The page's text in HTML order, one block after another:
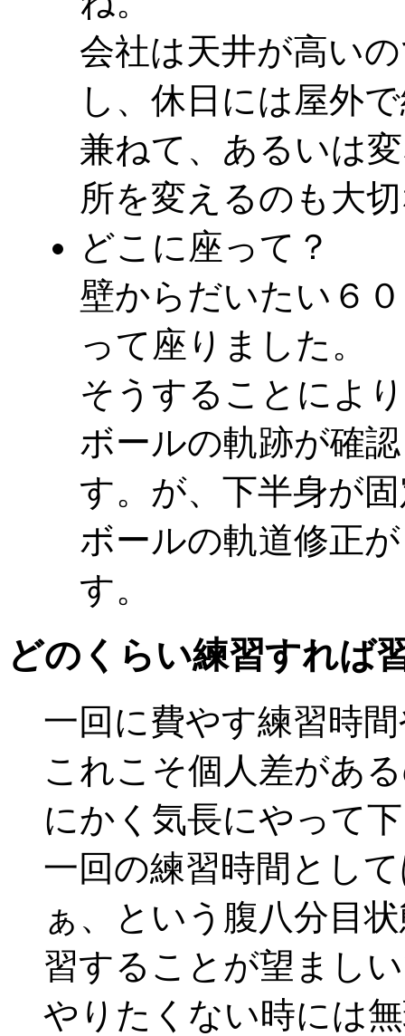
会社は天井が高い
し、休日には屋外
兼ねて、あるいは
所を変えるのも大
どこに座って？
壁からだいたい６
って座りました。
そうすることによ
ボールの軌跡が確
す。が、下半身が
ボールの軌道修正
す。
どのくらい練習すれば
一回に費やす練習時
これこそ個人差があ
にかく気長にやって
一回の練習時間とし
ぁ、という腹八分目
習することが望まし
やりたくない時には